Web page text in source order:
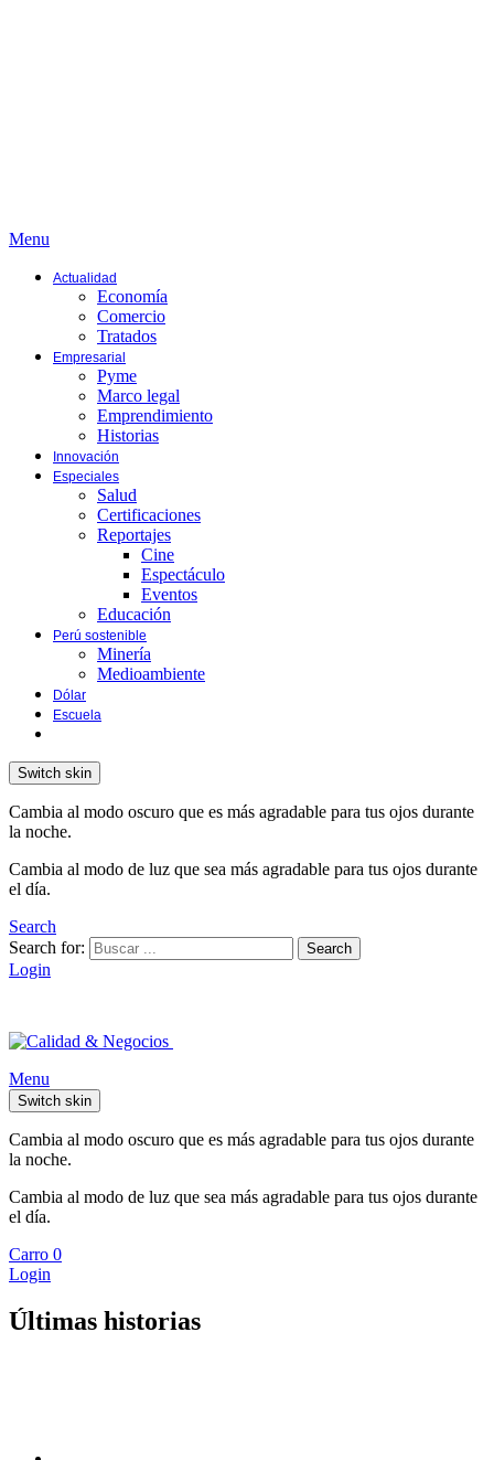
Menu
Actualidad
Economía
Comercio
Tratados
Empresarial
Pyme
Marco legal
Emprendimiento
Historias
Innovación
Especiales
Salud
Certificaciones
Reportajes
Cine
Espectáculo
Eventos
Educación
Perú sostenible
Minería
Medioambiente
Dólar
Escuela
Switch skin
Cambia al modo oscuro que es más agradable para tus ojos durante
la noche.
Cambia al modo de luz que sea más agradable para tus ojos durante
el día.
Search
Search for:
Search
Login
Menu
Switch skin
Cambia al modo oscuro que es más agradable para tus ojos durante
la noche.
Cambia al modo de luz que sea más agradable para tus ojos durante
el día.
Carro 0
Login
Últimas historias